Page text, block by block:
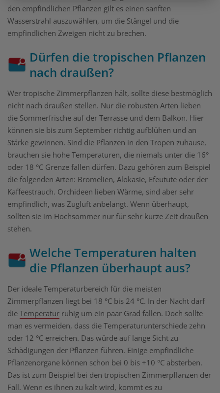
den empfindlichen Pflanzen gilt es einen sanften
Wasserstrahl auszuwählen, um die Stängel und die
empfindlichen Zweigen nicht zu brechen.
Dürfen die tropischen Pflanzen
nach draußen?
Wer tropische Zimmerpflanzen hält, sollte diese bestmöglich
nicht nach draußen stellen. Nur die robusten Arten lieben
die Sommerfrische auf der Terrasse und dem Balkon. Hier
können sie bis zum September richtig aufblühen und an
Stärke gewinnen. Sind die Pflanzen in den Tropen zuhause,
brauchen sie hohe Temperaturen, die niemals unter die 16°
oder 18 °C Grenze fallen dürfen. Dazu gehören zum Beispiel
die folgenden Arten: Bromelien, Alokasie, Efeutute oder der
Kaffeestrauch. Orchideen lieben Wärme, sind aber sehr
empfindlich, was Zugluft anbelangt. Wenn überhaupt,
sollten sie im Hochsommer nur für sehr kurze Zeit draußen
stehen.
Welche Temperaturen halten
die Pflanzen überhaupt aus?
Der ideale Temperaturbereich für die meisten
Zimmerpflanzen liegt bei 18 °C bis 24 °C. In der Nacht darf
die Temperatur ruhig um ein paar Grad fallen. Doch sollte
man es vermeiden, dass die Temperaturunterschiede zehn
oder 12 °C erreichen. Das würde auf lange Sicht zu
Schädigungen der Pflanzen führen. Einige empfindliche
Pflanzenorgane können schon bei 0 bis +10 °C absterben.
Das ist zum Beispiel bei den tropischen Zimmerpflanzen der
Fall. Wenn es ihnen zu kalt wird, kommt es zu